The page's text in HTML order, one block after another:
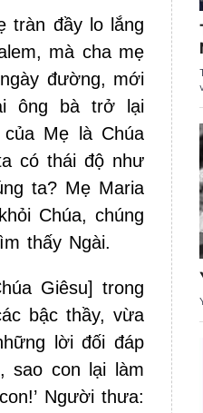
tràn đầy lo lắng
mà cha mẹ
đường, mới
ông bà trở lại
Mẹ là Chúa
có thái độ như
ta? Mẹ Maria
Chúa, chúng
thấy Ngài.
Giêsu] trong
bậc thầy, vừa
lời đối đáp
sao con lại làm
Người thưa: